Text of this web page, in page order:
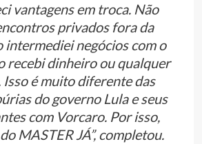
vantagens em troca. Não
privados fora da
intermediei negócios com o
recebi dinheiro ou qualquer
Isso é muito diferente das
do governo Lula e seus
com Vorcaro. Por isso,
MASTER JÁ”, completou.